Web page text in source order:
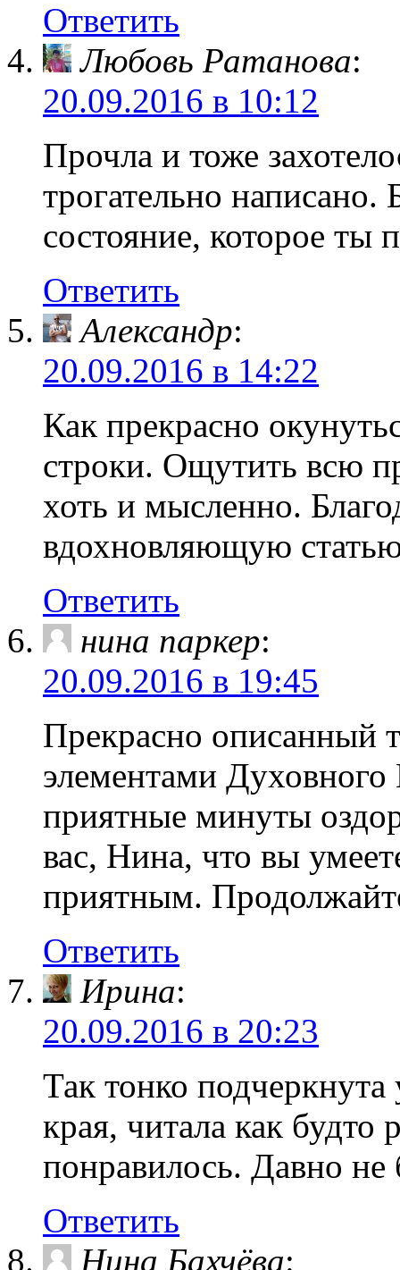
Ответить
Любовь Ратанова:
20.09.2016 в 10:12
Прочла и тоже
трогательно
состояние, которое ты
Ответить
Александр:
20.09.2016 в 14:22
Как прекрасно
строки. Ощутить всю
хоть и мысленно.
вдохновляющую
Ответить
нина паркер:
20.09.2016 в 19:45
Прекрасно описанный
элементами
приятные минуты
вас, Нина, что вы
приятным.
Ответить
Ирина:
20.09.2016 в 20:23
Так тонко подчеркнута
края, читала как
понравилось. Давно не
Ответить
Нина Бахчёва: